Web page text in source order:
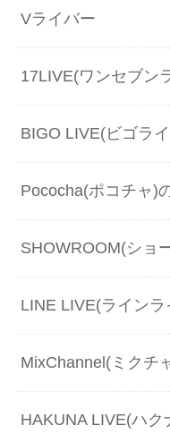
Vライバー
17LIVE(ワンセブン
BIGO LIVE(ビゴラ
Pococha(ポコチャ)
SHOWROOM(ショ
LINE LIVE(ライン
MixChannel(ミクチ
HAKUNA LIVE(ハ